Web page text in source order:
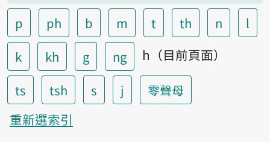
p
ph b m t th n
l
k
kh g ng
h（目前頁面）
ts
tsh s j
零聲母
重新選索引